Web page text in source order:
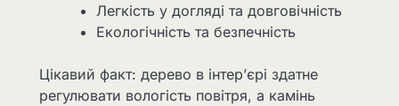
Легкість у догляді та довговічність
Екологічність та безпечність
Цікавий факт: дерево в інтер’єрі здатне
регулювати вологість повітря, а камінь